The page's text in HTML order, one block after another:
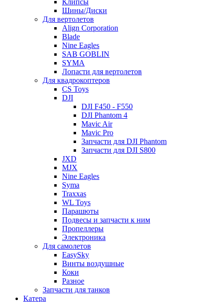
Клипсы
Шины/Диски
Для вертолетов
Align Corporation
Blade
Nine Eagles
SAB GOBLIN
SYMA
Лопасти для вертолетов
Для квадрокоптеров
CS Toys
DJI
DJI F450 - F550
DJI Phantom 4
Mavic Air
Mavic Pro
Запчасти для DJI Phantom
Запчасти для DJI S800
JXD
MJX
Nine Eagles
Syma
Traxxas
WL Toys
Парашюты
Подвесы и запчасти к ним
Пропеллеры
Электроника
Для самолетов
EasySky
Винты воздушные
Коки
Разное
Запчасти для танков
Катера